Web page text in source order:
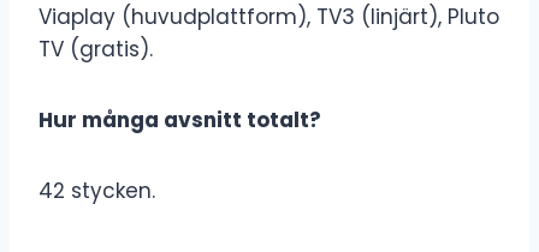
Viaplay (huvudplattform), TV3 (linjärt), Pluto
TV (gratis).
Hur många avsnitt totalt?
42 stycken.